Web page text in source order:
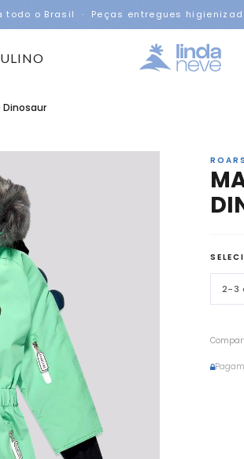
todo o Brasil · Peças entregues
Dinosaur
2-3